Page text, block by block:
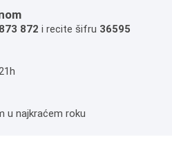
872 i recite šifru 36595
u najkraćem roku